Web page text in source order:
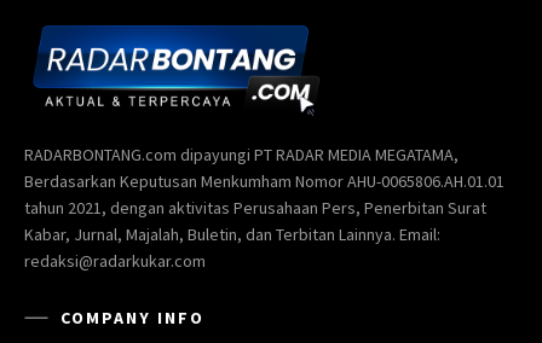
RADARBONTANG.com dipayungi PT RADAR MEDIA MEGATAMA,
Berdasarkan Keputusan Menkumham Nomor AHU-0065806.AH.01.01
tahun 2021, dengan aktivitas Perusahaan Pers, Penerbitan Surat
Kabar, Jurnal, Majalah, Buletin, dan Terbitan Lainnya. Email:
redaksi@radarkukar.com
COMPANY INFO